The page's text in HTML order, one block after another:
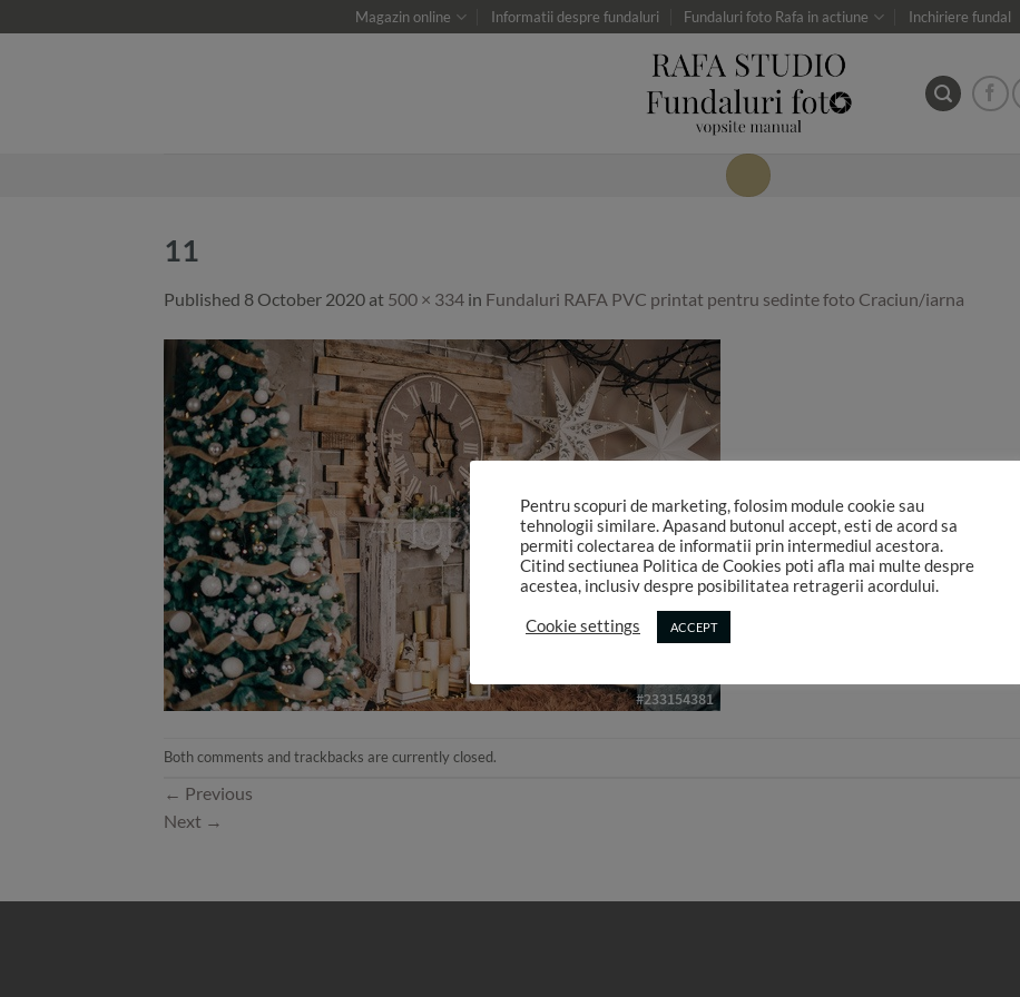
to
Magazin online Informatii despre fundaluri Fundaluri foto Rafa in actiune Inchiriere fundal
11
Published 8 October 2020 at 500 × 334 in Fundaluri RAFA PVC printat pentru sedinte foto Craciun/iarna
Both comments and trackbacks are currently closed.
← Previous
Next →
Pentru scopuri de marketing, folosim module cookie sau
tehnologii similare. Apasand butonul accept, esti de acord sa
permiti colectarea de informatii prin intermediul acestora.
Citind sectiunea Politica de Cookies poti afla mai multe despre
acestea, inclusiv despre posibilitatea retragerii acordului.
Cookie settings ACCEPT